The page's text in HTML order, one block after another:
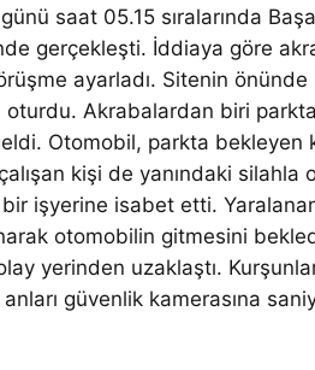
saat 05.15 sıralarında
gerçekleşti. İddiaya göre
ayarladı. Sitenin
Akrabalardan biri
Otomobil, parkta bekleyen
kişi de yanındaki
işyerine isabet etti.
otomobilin gitmesini
yerinden uzaklaştı.
anları güvenlik kamerasına